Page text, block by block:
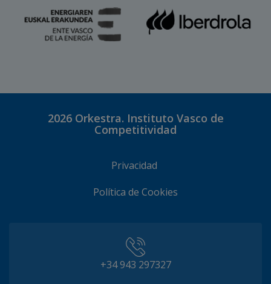
2026 Orkestra. Instituto Vasco de
Competitividad
Privacidad
Política de Cookies
+34 943 297327